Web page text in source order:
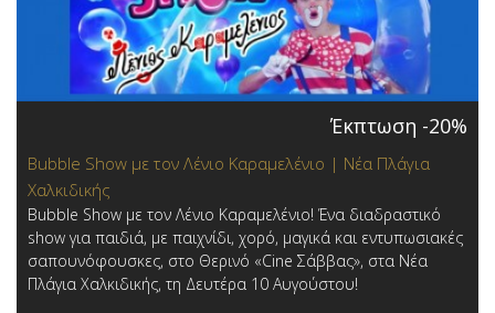
Έκπτωση -20%
Bubble Show με τον Λένιο Καραμελένιο | Νέα Πλάγια
Χαλκιδικής
Bubble Show με τον Λένιο Καραμελένιο! Ένα διαδραστικό
show για παιδιά, με παιχνίδι, χορό, μαγικά και εντυπωσιακές
σαπουνόφουσκες, στο Θερινό «Cine Σάββας», στα Νέα
Πλάγια Χαλκιδικής, τη Δευτέρα 10 Αυγούστου!